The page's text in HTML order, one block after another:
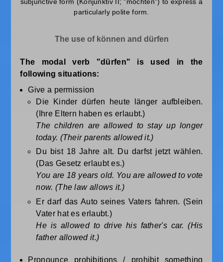
subjunctive form (Konjunktiv II; "möchten") to express a
particularly polite form.
The use of können and dürfen
The modal verb "dürfen" is used in the
following situations:
Give a permission
Die Kinder dürfen heute länger aufbleiben.
(Ihre Eltern haben es erlaubt.)
The children are allowed to stay up longer
today. (Their parents allowed it.)
Du bist 18 Jahre alt. Du darfst jetzt wählen.
(Das Gesetz erlaubt es.)
You are 18 years old. You are allowed to vote
now. (The law allows it.)
Er darf das Auto seines Vaters fahren. (Sein
Vater hat es erlaubt.)
He is allowed to drive his father's car. (His
father allowed it.)
Pronounce prohibitions / prohibit something